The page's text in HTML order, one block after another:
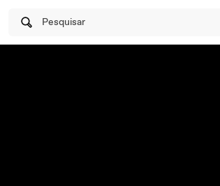
Pesquisar